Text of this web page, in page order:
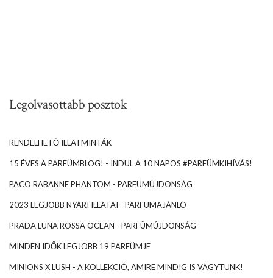
Legolvasottabb posztok
RENDELHETŐ ILLATMINTÁK
15 ÉVES A PARFÜMBLOG! - INDUL A 10 NAPOS #PARFÜMKIHÍVÁS!
PACO RABANNE PHANTOM - PARFÜMÚJDONSÁG
2023 LEGJOBB NYÁRI ILLATAI - PARFÜMAJÁNLÓ
PRADA LUNA ROSSA OCEAN - PARFÜMÚJDONSÁG
MINDEN IDŐK LEGJOBB 19 PARFÜMJE
MINIONS X LUSH - A KOLLEKCIÓ, AMIRE MINDIG IS VÁGYTUNK!